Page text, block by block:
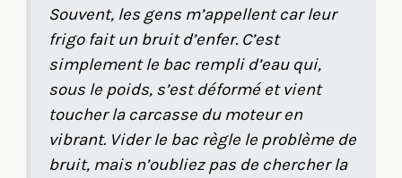
Souvent, les gens m’appellent car leur
frigo fait un bruit d’enfer. C’est
simplement le bac rempli d’eau qui,
sous le poids, s’est déformé et vient
toucher la carcasse du moteur en
vibrant. Vider le bac règle le problème de
bruit, mais n’oubliez pas de chercher la